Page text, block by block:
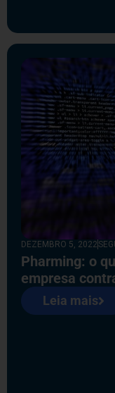
DEZEMBRO 5, 2022
Pharming: o
empresa
Leia mais